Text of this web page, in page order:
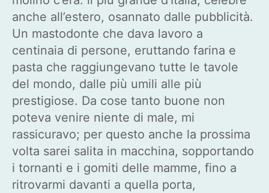
anche all’estero, osannato dalle pubblicità.
Un mastodonte che dava lavoro a
centinaia di persone, eruttando farina e
pasta che raggiungevano tutte le tavole
del mondo, dalle più umili alle più
prestigiose. Da cose tanto buone non
poteva venire niente di male, mi
rassicuravo; per questo anche la prossima
volta sarei salita in macchina, sopportando
i tornanti e i gomiti delle mamme, fino a
ritrovarmi davanti a quella porta,